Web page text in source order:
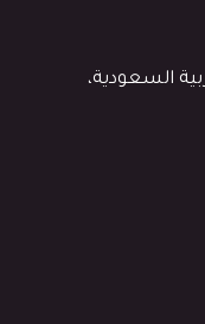
السعودية،